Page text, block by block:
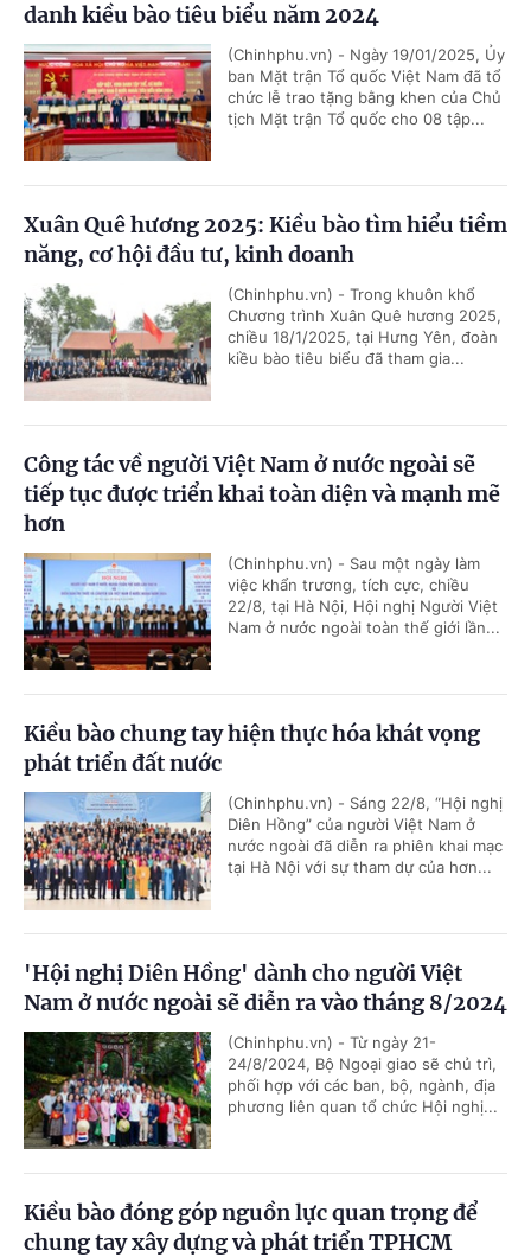
danh kiều bào tiêu biểu năm 2024
(Chinhphu.vn) - Ngày 19/01/2025, Ủy
ban Mặt trận Tổ quốc Việt Nam đã tổ
chức lễ trao tặng bằng khen của Chủ
tịch Mặt trận Tổ quốc cho 08 tập...
Xuân Quê hương 2025: Kiều bào tìm hiểu tiềm
năng, cơ hội đầu tư, kinh doanh
(Chinhphu.vn) - Trong khuôn khổ
Chương trình Xuân Quê hương 2025,
chiều 18/1/2025, tại Hưng Yên, đoàn
kiều bào tiêu biểu đã tham gia...
Công tác về người Việt Nam ở nước ngoài sẽ
tiếp tục được triển khai toàn diện và mạnh mẽ
hơn
(Chinhphu.vn) - Sau một ngày làm
việc khẩn trương, tích cực, chiều
22/8, tại Hà Nội, Hội nghị Người Việt
Nam ở nước ngoài toàn thế giới lần...
Kiều bào chung tay hiện thực hóa khát vọng
phát triển đất nước
(Chinhphu.vn) - Sáng 22/8, “Hội nghị
Diên Hồng” của người Việt Nam ở
nước ngoài đã diễn ra phiên khai mạc
tại Hà Nội với sự tham dự của hơn...
'Hội nghị Diên Hồng' dành cho người Việt
Nam ở nước ngoài sẽ diễn ra vào tháng 8/2024
(Chinhphu.vn) - Từ ngày 21-
24/8/2024, Bộ Ngoại giao sẽ chủ trì,
phối hợp với các ban, bộ, ngành, địa
phương liên quan tổ chức Hội nghị...
Kiều bào đóng góp nguồn lực quan trọng để
chung tay xây dựng và phát triển TPHCM